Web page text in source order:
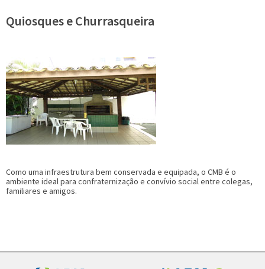
Quiosques e Churrasqueira
Como uma infraestrutura bem conservada e equipada, o CMB é o
ambiente ideal para confraternização e convívio social entre colegas,
familiares e amigos.